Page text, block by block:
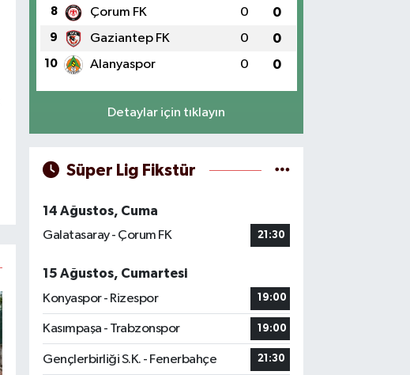
8 Çorum FK 0 0
9 Gaziantep FK 0 0
10 Alanyaspor 0 0
Detaylar için tıklayın
Süper Lig Fikstür
14 Ağustos, Cuma
Galatasaray - Çorum FK
21:30
15 Ağustos, Cumartesi
Konyaspor - Rizespor
19:00
Kasımpaşa - Trabzonspor 19:00
Gençlerbirliği S.K. - Fenerbahçe 21:30